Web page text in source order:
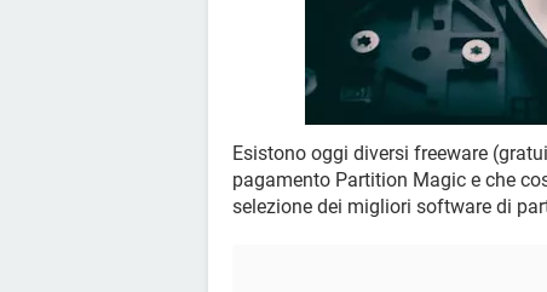
Esistono oggi diversi freeware
pagamento Partition Magic e che
selezione dei migliori software di